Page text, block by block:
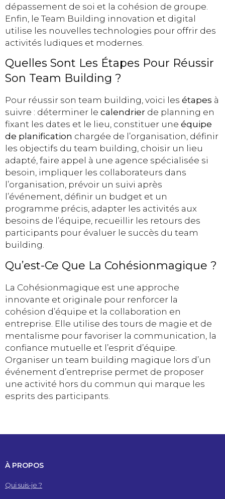
dépassement de soi et la cohésion de groupe.
Enfin, le Team Building innovation et digital
utilise les nouvelles technologies pour offrir des
activités ludiques et modernes.
Quelles Sont Les Étapes Pour Réussir
Son Team Building ?
Pour réussir son team building, voici les étapes à
suivre : déterminer le calendrier de planning en
fixant les dates et le lieu, constituer une équipe
de planification chargée de l’organisation, définir
les objectifs du team building, choisir un lieu
adapté, faire appel à une agence spécialisée si
besoin, impliquer les collaborateurs dans
l’organisation, prévoir un suivi après
l’événement, définir un budget et un
programme précis, adapter les activités aux
besoins de l’équipe, recueillir les retours des
participants pour évaluer le succès du team
building.
Qu’est-Ce Que La Cohésionmagique ?
La Cohésionmagique est une approche
innovante et originale pour renforcer la
cohésion d’équipe et la collaboration en
entreprise. Elle utilise des tours de magie et de
mentalisme pour favoriser la communication, la
confiance mutuelle et l’esprit d’équipe.
Organiser un team building magique lors d’un
événement d’entreprise permet de proposer
une activité hors du commun qui marque les
esprits des participants.
À PROPOS
Qui suis-je ?